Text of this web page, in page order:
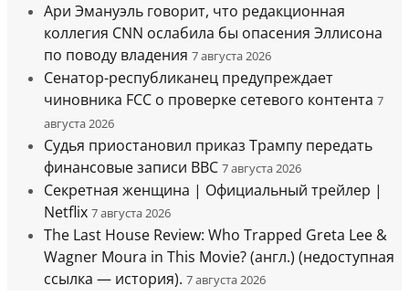
Ари Эмануэль говорит, что редакционная
коллегия CNN ослабила бы опасения Эллисона
по поводу владения 7 августа 2026
Сенатор-республиканец предупреждает
чиновника FCC о проверке сетевого контента 7
августа 2026
Судья приостановил приказ Трампу передать
финансовые записи BBC 7 августа 2026
Секретная женщина | Официальный трейлер |
Netflix 7 августа 2026
The Last House Review: Who Trapped Greta Lee &
Wagner Moura in This Movie? (англ.) (недоступная
ссылка — история). 7 августа 2026